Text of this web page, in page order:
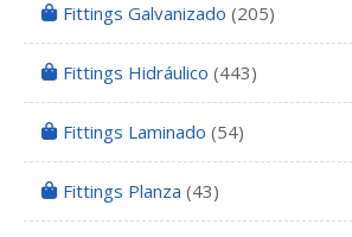
Fittings Galvanizado (205)
Fittings Hidráulico (443)
Fittings Laminado (54)
Fittings Planza (43)